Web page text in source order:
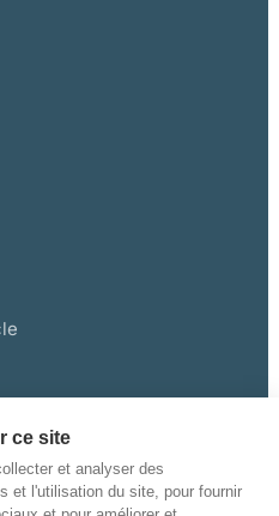
Auvergne Rhône-Alpes et de la
Alpes.
ce site
et analyser des
et l'utilisation du site, pour fournir